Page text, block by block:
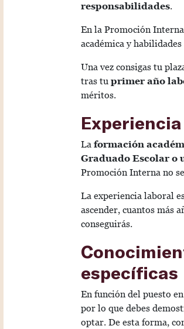
responsabilidades.
En la Promoción Interna
académica y habilidades
Una vez consigas tu
tras tu primer año
méritos.
La formación
Graduado Escolar o
Promoción Interna no
La experiencia laboral
ascender, cuantos más
conseguirás.
específicas
En función del puesto
por lo que debes
optar. De esta forma,